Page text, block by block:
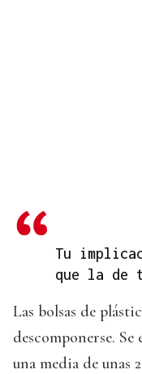
Tu
que la de
Las bolsas de
descomponerse. Se
una media de unas